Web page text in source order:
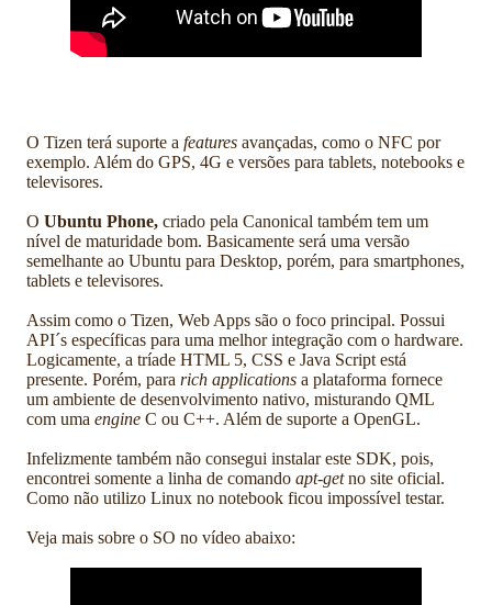
O Tizen terá suporte a features avançadas, como o NFC por
exemplo. Além do GPS, 4G e versões para tablets, notebooks e
televisores.
O Ubuntu Phone, criado pela Canonical também tem um
nível de maturidade bom. Basicamente será uma versão
semelhante ao Ubuntu para Desktop, porém, para smartphones,
tablets e televisores.
Assim como o Tizen, Web Apps são o foco principal. Possui
API´s específicas para uma melhor integração com o hardware.
Logicamente, a tríade HTML 5, CSS e Java Script está
presente. Porém, para rich applications a plataforma fornece
um ambiente de desenvolvimento nativo, misturando QML
com uma engine C ou C++. Além de suporte a OpenGL.
Infelizmente também não consegui instalar este SDK, pois,
encontrei somente a linha de comando apt-getno site oficial.
Como não utilizo Linux no notebook ficou impossível testar.
Veja mais sobre o SO no vídeo abaixo: